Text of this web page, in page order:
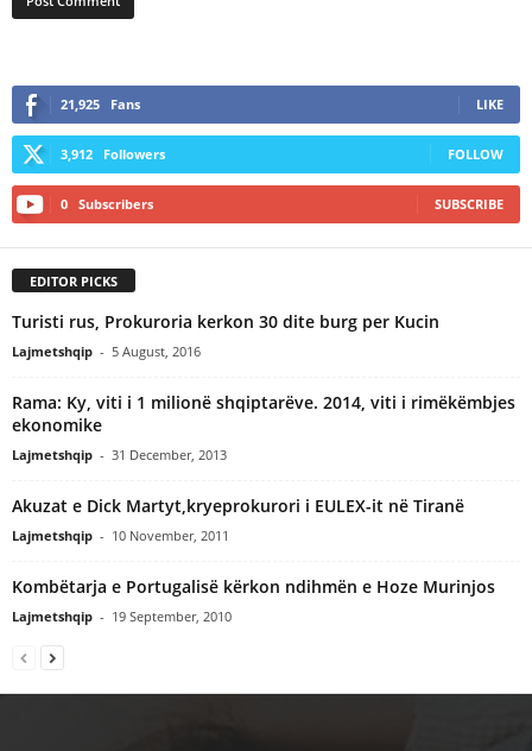
21,925 Fans LIKE
3,912 Followers FOLLOW
0 Subscribers SUBSCRIBE
EDITOR PICKS
Turisti rus, Prokuroria kerkon 30 dite burg per Kucin
Lajmetshqip - 5 August, 2016
Rama: Ky, viti i 1 milionë shqiptarëve. 2014, viti i rimëkëmbjes
ekonomike
Lajmetshqip - 31 December, 2013
Akuzat e Dick Martyt,kryeprokurori i EULEX-it në Tiranë
Lajmetshqip - 10 November, 2011
Kombëtarja e Portugalisë kërkon ndihmën e Hoze Murinjos
Lajmetshqip - 19 September, 2010